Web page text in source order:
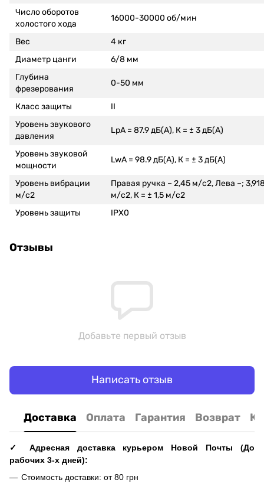
Число оборотов
холостого хода
16000-30000 об/мин
Вес
4 кг
Диаметр цанги
6/8 мм
Глубина
фрезерования
0-50 мм
Класс защиты
II
Уровень звукового
давления
LpA = 87.9 дБ(А), К = ± 3 дБ(А)
Уровень звуковой
мощности
LwA = 98.9 дБ(А), К = ± 3 дБ(А)
Уровень вибрации
м/с2
Правая ручка – 2,45 м/с2, Лева –;
м/с2, К = ± 1,5 м/с2
Уровень защиты
IPX0
Отзывы
Добавьте первый отзыв
Написать отзыв
Доставка Оплата Гарантия Возврат
✓ Адресная доставка курьером Новой Почты (До
рабочих 3-х дней):
Стоимость доставки: от 80 грн